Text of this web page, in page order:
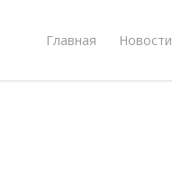
Главная Новости